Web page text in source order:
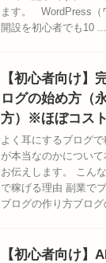
ます。 WordPress（
開設を初心者でも10 ...
【初心者向け】
ログの始め方（
方）※ほぼコス
よく耳にするブログ
が本当なのかについ
お伝えします。 こん
で稼げる理由 副業で
ブログの作り方ブロ
【初心者向け】